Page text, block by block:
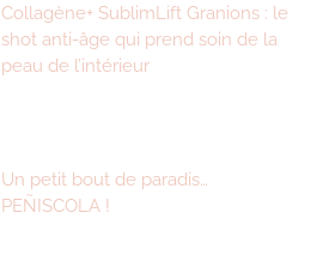
Collagène+ SublimLift Granions : le
shot anti-âge qui prend soin de la
peau de l’intérieur
Un petit bout de paradis…
PEÑISCOLA !